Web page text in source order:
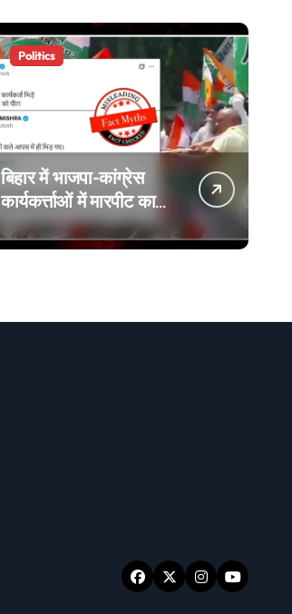
Politics
बिहार में भाजपा-कांग्रेस
कार्यकर्त्ताओं में मारपीट का
वायरल वीडियो एक साल
पुराना है